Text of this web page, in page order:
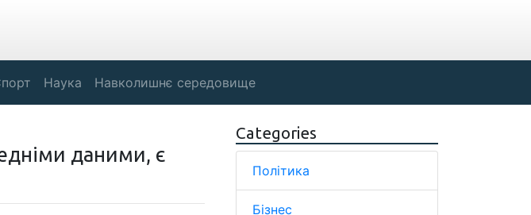
Наука Навколишнє середовище
даними, є
Categories
Політика
Бізнес